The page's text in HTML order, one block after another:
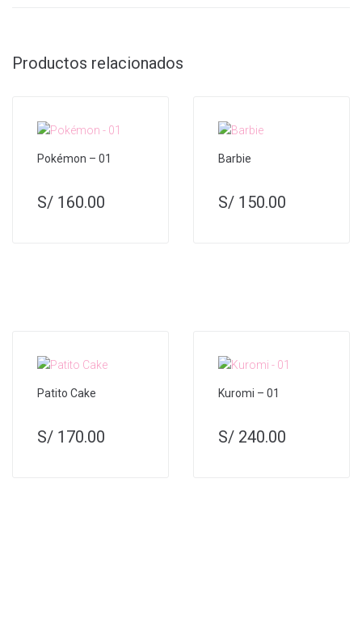
Productos relacionados
Pokémon – 01
S/ 160.00
Barbie
S/ 150.00
Patito Cake
S/ 170.00
Kuromi – 01
S/ 240.00